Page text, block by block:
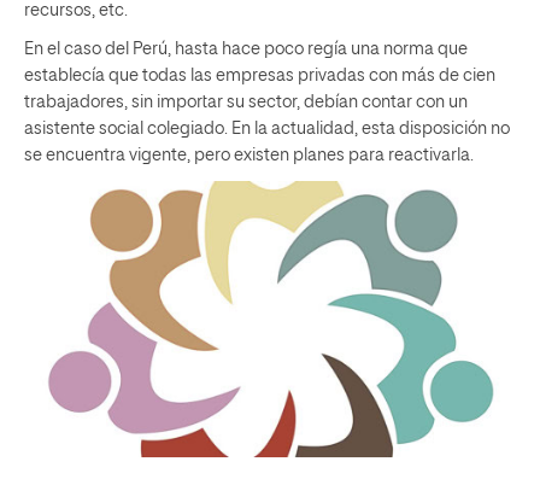
recursos, etc.
En el caso del Perú, hasta hace poco regía una norma que
establecía que todas las empresas privadas con más de cien
trabajadores, sin importar su sector, debían contar con un
asistente social colegiado. En la actualidad, esta disposición no
se encuentra vigente, pero existen planes para reactivarla.